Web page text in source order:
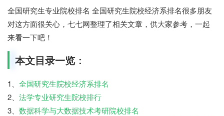
全国研究生专业院校排名 全国研究生院校经济系排名很多朋友
对这方面很关心，七七网整理了相关文章，供大家参考，一起
来看一下吧！
本文目录一览：
1、 全国研究生院校经济系排名
2、 法学专业研究生院校排行
3、 数据科学与大数据技术考研院校排名